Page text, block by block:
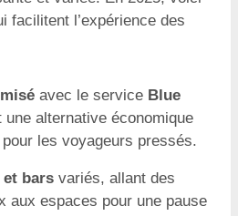
facilitent l’expérience des
avec le service Blue
une alternative économique
les voyageurs pressés.
et bars variés, allant des
aux espaces pour une pause